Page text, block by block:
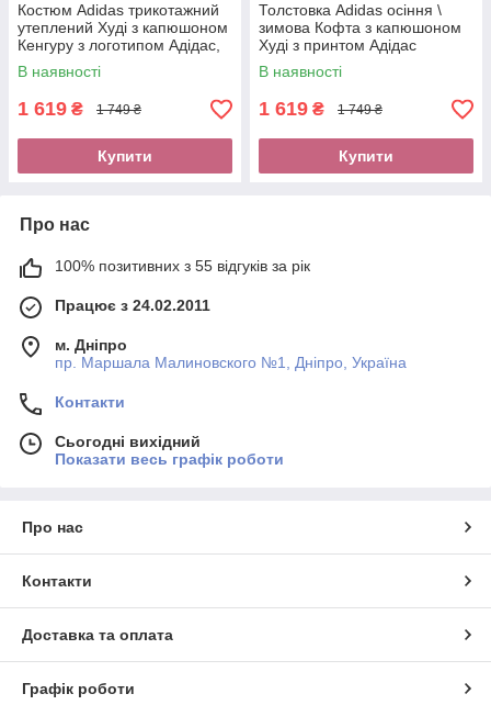
Костюм Adidas трикотажний
утеплений Худі з капюшоном
Кенгуру з логотипом Адідас,
штани з лампасами на
манжетах
В наявності
1 619 ₴ 1 749 ₴
Купити
Толстовка Adidas осіння \
зимова Кофта з капюшоном
Худі з принтом Адідас
спортивні штани чоловічі з
лампасами
В наявності
1 619 ₴ 1 749 ₴
Купити
Про нас
100% позитивних з 55 відгуків за рік
Працює з 24.02.2011
м. Дніпро
пр. Маршала Малиновского №1, Дніпро, Україна
Контакти
Сьогодні вихідний
Показати весь графік роботи
Про нас
Контакти
Доставка та оплата
Графік роботи